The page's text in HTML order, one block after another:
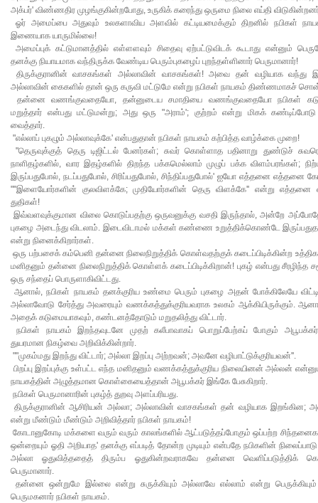
அக்பர்' விண்ணதிர முழங்குகின்றபோது, உருகிக் கரைந்து ஒருமை நிலை எய்தி
ஓர் அமைப்பை அதுவும் உலகளாவிய அளவில் கட்டியமைக்கும் திறனில் நபிகள்
இணையாக யாருமில்லை!
அமைப்புக் கட்டுமானத்தில் எள்ளளவும் சிதைவு ஏற்பட்டுவிடக் கூடாது என்னும்
தனக்கு நியாயமாக வந்திருக்க வேண்டிய பெரும்புகழைப் புறந்தள்ளினார் பெருமானார்!
திருக்குரானின் வாசகங்கள் அல்லாவின் வாசகங்கள்! அவை தன் வழியாக வந்து
அல்லாவின் கைகளில் தான் ஒரு கருவி மட்டுமே என்று நபிகள் நாயகம் திண்ணமாகச்
தன்னை வணங்குவதையோ, தன்னுடைய சமாதியை வணங்குவதையோ நபிகள்
மறுத்தார் என்பது மட்டுமன்று; அது ஒரு "அராம்'; குற்றம் என்று மிகக் கண்டிப்போடு
வைத்தார்.
"எல்லாப் புகழும் அல்லாவுக்கே' என்பதுதான் நபிகள் நாயகம் கற்பித்த வாழ்க்கை முறை!
"தெருவுக்குத் தெரு டிஜிட்டல் பேனர்கள்; சுவர் கொள்ளாத பதினாறு துண்டுச்
நாளிதழ்களில், வார இதழ்களில் திறந்த பக்கமெல்லாம் முழுப் பக்க விளம்பரங்கள்;
இருப்பதுபோல், நடப்பதுபோல், சிரிப்பதுபோல், சிந்திப்பதுபோல்' ஐயோ எத்தனை எத்தனை
""இளையோர்களின் குலவிளக்கே; முதியோர்களின் தெரு விளக்கே'' என்று
துதிகள்!
இவ்வளவுக்குமான விலை கொடுப்பதற்கு ஒருவனுக்கு வசதி இருந்தால், அன்றே
புகழை அடைந்து விடலாம். இடைவிடாமல் மக்கள் கண்ணை உறுத்திக்கொண்டே
என்று நினைக்கிறார்கள்.
ஒரு பற்பசைக் கம்பெனி தன்னை நிலைநிறுத்திக் கொள்வதற்குக் கடைப்பிடிக்கின்ற
மனிதனும் தன்னை நிலைநிறுத்திக் கொள்ளக் கடைப்பிடிக்கிறான்! புகழ் என்பது சீரழிந்த
ஒரு சந்தைப் பொருளாகிவிட்டது.
ஆனால், நபிகள் நாயகம் தனக்குரிய உண்மை பெரும் புகழை அதன் போக்கிலேயே
அல்லாவோடு சேர்த்து அவரையும் வணக்கத்துக்குரியவராக உலகம் ஆக்கியிருக்கும்.
அதைக் கடுமையாகவும், கண்டனத்தோடும் மறுதலித்து விட்டார்.
நபிகள் நாயகம் இறந்தவுடனே முதற் கலீபாவாகப் பொறுப்பேற்கப் போகும்
துயரமான நிகழ்வை அறிவிக்கின்றார்.
""முகம்மது இறந்து விட்டார்; அல்லா இறப்பு அற்றவன்; அவனே வழிபாட்டுக்குரியவன்''.
பிறப்பு இறப்புக்கு உள்பட்ட எந்த மனிதனும் வணக்கத்துக்குரிய நிலையினன் அல்லன்
நாயகத்தின் அழுத்தமான கொள்கையைத்தான் அபூபக்கர் இங்கே பேசுகிறார்.
நபிகள் பெருமானாரின் புகழ்த் துறவு அளப்பரியது.
திருக்குரானின் ஆசிரியன் அல்லா; அல்லாவின் வாசகங்கள் தன் வழியாக இறங்கின;
என்று மீண்டும் மீண்டும் அறிவித்தார் நபிகள் நாயகம்!
கோடானுகோடி மக்களை வரும் வரும் காலங்களில் ஆட்படுத்தப்போகும் ஒப்பற்ற
ஒன்றையும் ஓதி அறியாத' தனக்கு எப்படித் தோன்ற முடியும் என்பதே நபிகளின்
அல்லா ஓதுவித்ததைத் திரும்ப ஓதுகின்றவராகவே தன்னை வெளிப்படுத்திக்
பெருமானார்.
தன்னை ஒன்றுமே இல்லை என்று சுருக்கியும் அல்லாவே எல்லாம் என்று
பெருமகனார் நபிகள் நாயகம்.